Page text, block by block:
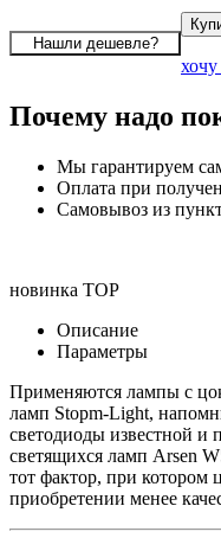
Почему надо
Мы гарантируем
Оплата при
Самовывоз из
новинка TOP
Описание
Параметры
Применяются лампы с
ламп Stopm-Light,
светодиоды известной и
светящихся ламп Arsen
тот фактор, при котором
приобретении менее